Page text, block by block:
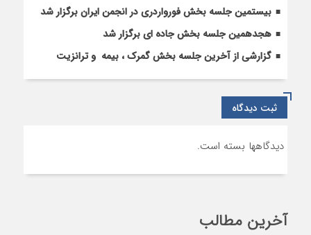
بیستمین جلسه بخش فورواردری در انجمن ایران برگزار شد
هجدهمین جلسه بخش جاده ای برگزار شد
گزارشی از آخرین جلسه بخش گمرک ، بیمه و ترانزیت
ثبت دیدگاه
دیدگاهها بسته است.
آخرین مطالب